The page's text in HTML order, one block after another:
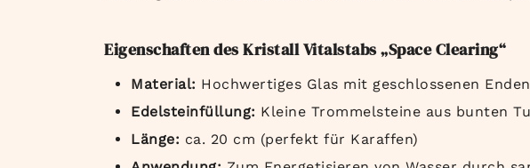
Eigenschaften des Kristall Vitalstabs „Space Clearing“
Material: Hochwertiges Glas mit geschlossenen Enden
Edelsteinfüllung: Kleine Trommelsteine aus bunten
Länge: ca. 20 cm (perfekt für Karaffen)